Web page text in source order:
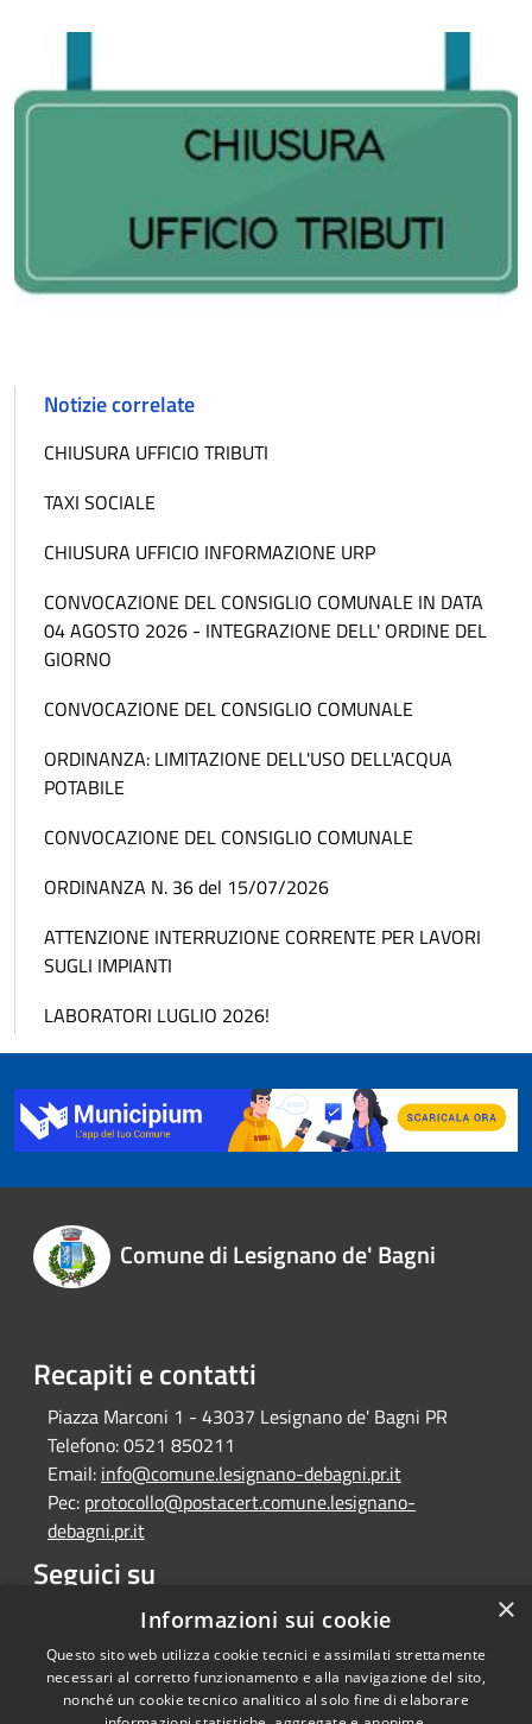
Notizie correlate
CHIUSURA UFFICIO TRIBUTI
TAXI SOCIALE
CHIUSURA UFFICIO INFORMAZIONE URP
CONVOCAZIONE DEL CONSIGLIO COMUNALE IN DATA
04 AGOSTO 2026 - INTEGRAZIONE DELL' ORDINE DEL
GIORNO
CONVOCAZIONE DEL CONSIGLIO COMUNALE
ORDINANZA: LIMITAZIONE DELL'USO DELL'ACQUA
POTABILE
CONVOCAZIONE DEL CONSIGLIO COMUNALE
ORDINANZA N. 36 del 15/07/2026
ATTENZIONE INTERRUZIONE CORRENTE PER LAVORI
SUGLI IMPIANTI
LABORATORI LUGLIO 2026!
Comune di Lesignano de' Bagni
Recapiti e contatti
Piazza Marconi 1 - 43037 Lesignano de' Bagni PR
Telefono:0521 850211
Email: info@comune.lesignano-debagni.pr.it
Pec: protocollo@postacert.comune.lesignano-
debagni.pr.it
Seguici su
Facebook ×
Informazioni sui cookie
Questo sito web utilizza cookie tecnici e assimilati strettamente
necessari al corretto funzionamento e alla navigazione del sito,
nonché un cookie tecnico analitico al solo fine di elaborare